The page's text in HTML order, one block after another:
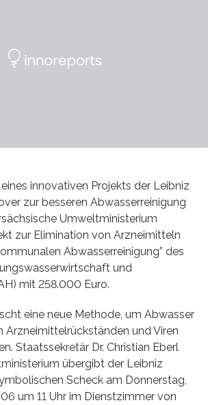
innovativen Projekts der Leibniz
zur besseren Abwasserreinigung
Umweltministerium
zur Elimination von Arzneimitteln
Abwasserreinigung” des
und
mit 258.000 Euro.
eine neue Methode, um Abwasser
Arzneimittelrückständen und Viren
Staatssekretär Dr. Christian Eberl
übergibt der Leibniz
Scheck am Donnerstag,
um 11 Uhr im Dienstzimmer von